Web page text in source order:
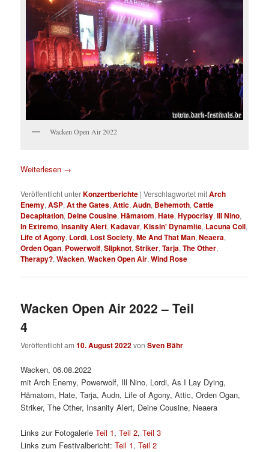
Wacken Open Air 2022
Weiterlesen →
Veröffentlicht unterKonzertberichte |Verschlagwortet mitArch
Enemy,ASP,At the Gates,Attic,Audn, Behemoth,Cattle
Decapitation, Deine Cousine,Hämatom,Hate,Hypocrisy,Ill Nino,
In Extremo,Insanity Alert,Kadavar,Kissin' Dynamite, Lacuna Coil,
Life of Agony, Lordi, Lost Society,Me And That Man,Neaera,
Orden Ogan, Powerwolf,Slipknot,Striker,Tarja,The Other,
Therapy?,Wacken,Wacken Open Air,Wind Rose
Wacken Open Air 2022 – Teil
4
Veröffentlicht am10. August 2022vonSven Bähr
Wacken, 06.08.2022
mit Arch Enemy, Powerwolf, Ill Nino, Lordi, As I Lay Dying,
Hämatom, Hate, Tarja, Audn, Life of Agony, Attic, Orden Ogan,
Striker, The Other, Insanity Alert, Deine Cousine, Neaera
Links zur FotogalerieTeil 1,Teil 2,Teil 3
Links zum Festivalbericht:Teil 1,Teil 2